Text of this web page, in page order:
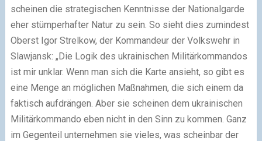
scheinen die strategischen Kenntnisse der Nationalgarde
eher stümperhafter Natur zu sein. So sieht dies zumindest
Oberst Igor Strelkow, der Kommandeur der Volkswehr in
Slawjansk: „Die Logik des ukrainischen Militärkommandos
ist mir unklar. Wenn man sich die Karte ansieht, so gibt es
eine Menge an möglichen Maßnahmen, die sich einem da
faktisch aufdrängen. Aber sie scheinen dem ukrainischen
Militärkommando eben nicht in den Sinn zu kommen. Ganz
im Gegenteil unternehmen sie vieles, was scheinbar der